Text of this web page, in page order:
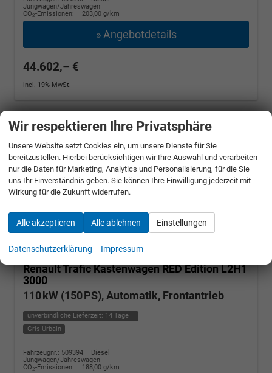
Jungwagen/Jahreswagen
CO2-Emissionen: 203,00 g/km
» Angebotdetails
44.602,– €
incl. 19% MwSt.
Renault Trafic KastenwagenRED Edition L2H1
3000
110 kW (150 PS), Automatik, Frontantrieb
unverbindliche Lieferzeit: 14 Tage
Gris Urbain
Fahrzeugnr.: 509394
Diesel
Jungwagen/Jahreswagen
CO2-Emissionen: 188,00 g/km
Wir respektieren Ihre Privatsphäre
Unsere Website setzt Cookies ein, um unsere Dienste für Sie
bereitzustellen. Hierbei berücksichtigen wir Ihre Auswahl und verarbeiten
nur die Daten für Marketing, Analytics und Personalisierung, für die Sie
uns Ihr Einverständnis geben. Sie können Ihre Einwilligung jederzeit mit
Wirkung für die Zukunft widerrufen.
Alle akzeptieren Alle ablehnen Einstellungen
Datenschutzerklärung Impressum